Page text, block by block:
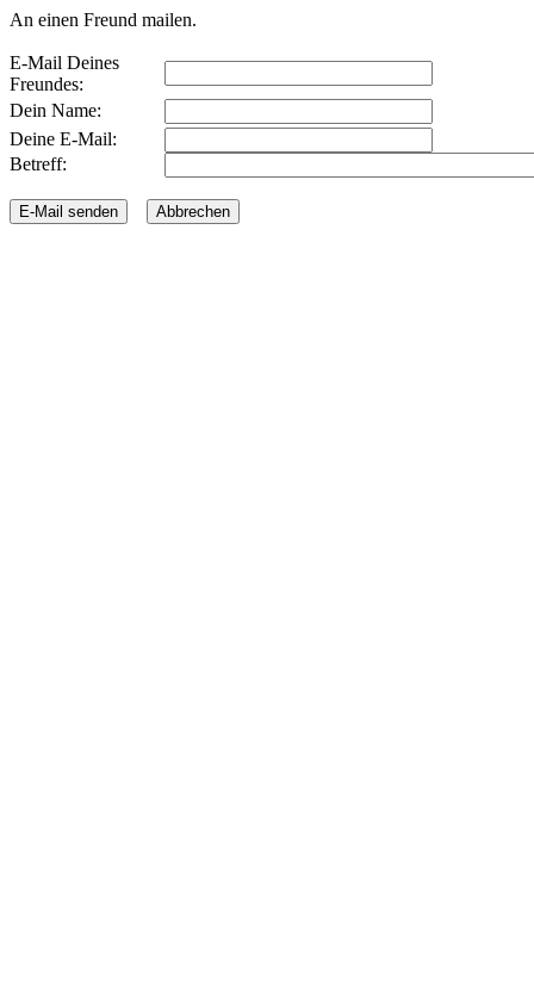
An einen Freund mailen.
E-Mail Deines
Freundes:
Dein Name:
Deine E-Mail:
Betreff: